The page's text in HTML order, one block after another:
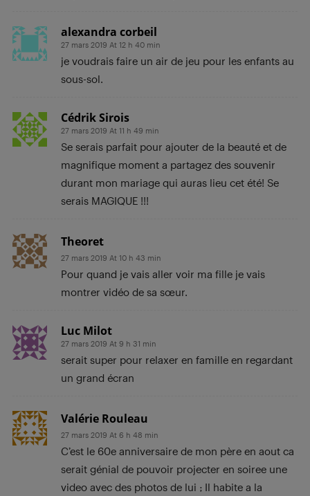
alexandra corbeil
27 mars 2019 At 12 h 40 min
je voudrais faire un air de jeu pour les enfants au
sous-sol.
Cédrik Sirois
27 mars 2019 At 11 h 49 min
Se serais parfait pour ajouter de la beauté et de
magnifique moment a partagez des souvenir
durant mon mariage qui auras lieu cet été! Se
serais MAGIQUE !!!
Theoret
27 mars 2019 At 10 h 43 min
Pour quand je vais aller voir ma fille je vais
montrer vidéo de sa sœur.
Luc Milot
27 mars 2019 At 9 h 31 min
serait super pour relaxer en famille en regardant
un grand écran
Valérie Rouleau
27 mars 2019 At 6 h 48 min
C’est le 60e anniversaire de mon père en aout ca
serait génial de pouvoir projecter en soiree une
video avec des photos de lui ; Il habite a la